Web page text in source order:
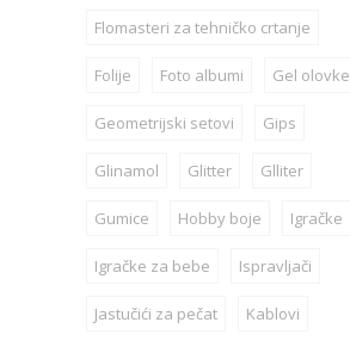
Flomasteri za tehničko crtanje
Folije Foto albumi Gel olovke
Geometrijski setovi Gips
Glinamol Glitter Glliter
Gumice Hobby boje Igračke
Igračke za bebe Ispravljači
Jastučići za pečat Kablovi